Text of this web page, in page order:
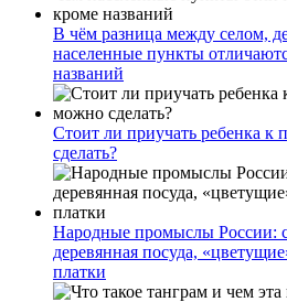
В чём разница между селом,
населенные пункты
названий
Стоит ли приучать ребенка к
сделать?
Народные промыслы России:
деревянная посуда,
платки